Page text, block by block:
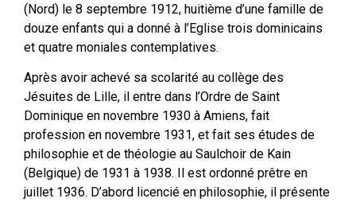
(Nord) le 8 septembre 1912, huitième d’une famille de
douze enfants qui a donné à l’Eglise trois dominicains
et quatre moniales contemplatives.
Après avoir achevé sa scolarité au collège des
Jésuites de Lille, il entre dans l’Ordre de Saint
Dominique en novembre 1930 à Amiens, fait
profession en novembre 1931, et fait ses études de
philosophie et de théologie au Saulchoir de Kain
(Belgique) de 1931 à 1938. Il est ordonné prêtre en
juillet 1936. D’abord licencié en philosophie, il présente